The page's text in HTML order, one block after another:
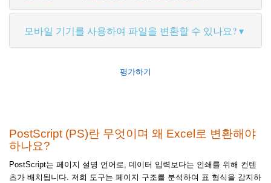
모바일 기기를 사용하여 파일을 변환할 수 있나요?
평가하기
PostScript (PS)란 무엇이며 왜 Excel로 변환해야
하나요?
PostScript는 페이지 설명 언어로, 데이터 입력보다는 인쇄를 위해 컨텐
츠가 배치됩니다. 저희 도구는 페이지 구조를 분석하여 표 형식을 감지하